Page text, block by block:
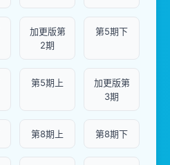
加更版第
2期
第5期下
第5期上
加更版第
3期
第8期上 第8期下